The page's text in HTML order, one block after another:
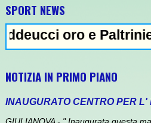
SPORT NEWS
bronzo
NOTIZIA IN PRIMO PIANO
INAUGURATO CENTRO PER L'